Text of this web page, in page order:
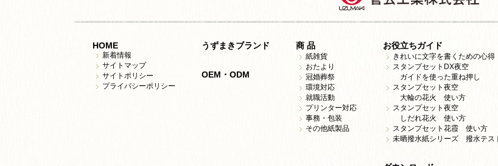
HOME
新着情報
サイトマップ
サイトポリシー
プライバシーポリシー
うずまきブランド
OEM・ODM
商 品
紙雑貨
おたより
冠婚葬祭
環境対応
就職活動
プリンター対応
事務・包装
その他紙製品
お役立ちガイド
きれいに文字を書くための心得
スタンプセットDX夜空
ガイドを使った重ね押し
スタンプセット夜空
大輪の花火 使い方
スタンプセット夜空
しだれ花火 使い方
スタンプセット花霞 使い方
未晒撥水紙シリーズ 撥水テス